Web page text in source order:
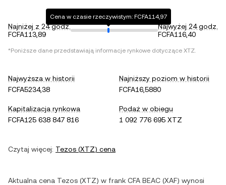
Najniżej z 24 godz.
FCFA113,89
Cena w czasie rzeczywistym: FCFA114,97
Najwyżej 24 godz.
FCFA116,40
*Poniższe dane przedstawiają informacje rynkowe dotyczące XTZ.
Najwyższa w historii
FCFA5234,38
Najniższy poziom w historii
FCFA16,5880
Kapitalizacja rynkowa
FCFA125 638 847 816
Podaż w obiegu
1 092 776 695 XTZ
Czytaj więcej: Tezos (XTZ) cena
Aktualna cena Tezos (XTZ) w frank CFA BEAC (XAF) wynosi